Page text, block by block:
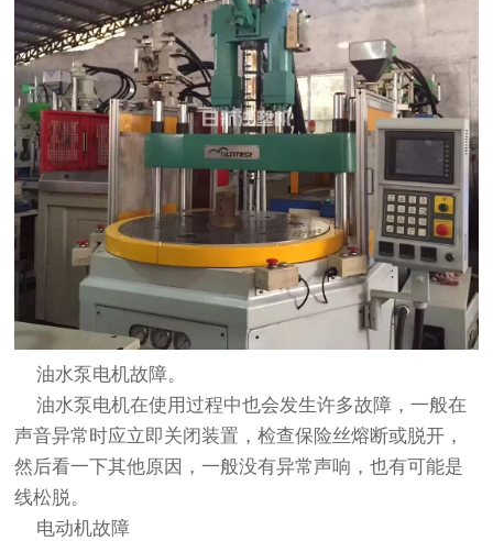
油水泵电机故障。
油水泵电机在使用过程中也会发生许多故障，一般在
声音异常时应立即关闭装置，检查保险丝熔断或脱开，
然后看一下其他原因，一般没有异常声响，也有可能是
线松脱。
电动机故障